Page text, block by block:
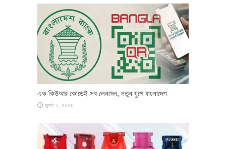
এক কিউআর কোডেই সব লেনদেন, নতুন যুগে বাংলাদেশ
জুলাই 5, 2026